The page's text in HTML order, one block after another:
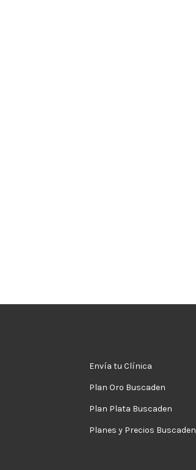
Envía tu Clínica
Plan Oro Buscaden
Plan Plata Buscaden
Planes y Precios Buscaden